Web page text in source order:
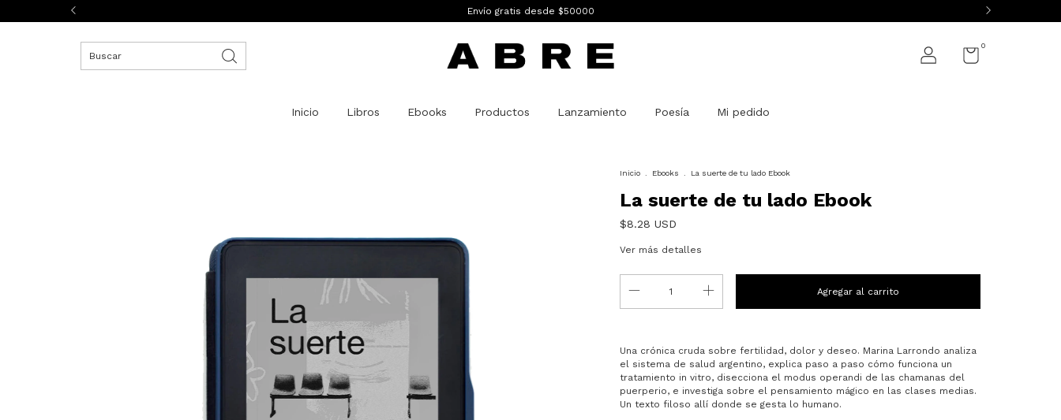
Envío gratis desde $50000
0
Inicio Libros Ebooks Productos Lanzamiento Poesía Mi pedido
Inicio Ebooks La suerte de tu lado Ebook
La suerte de tu lado Ebook
$8.28 USD
Ver más detalles
Una crónica cruda sobre fertilidad, dolor y deseo. Marina Larrondo analiza
el sistema de salud argentino, explica paso a paso cómo funciona un
tratamiento in vitro, disecciona el modus operandi de las chamanas del
puerperio, e investiga sobre el pensamiento mágico en las clases medias.
Un texto filoso allí donde se gesta lo humano.